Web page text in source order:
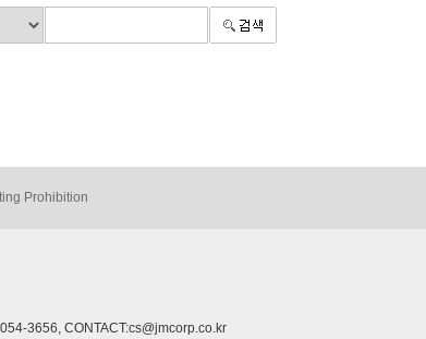
Prohibition
3656, CONTACT:cs@jmcorp.co.kr